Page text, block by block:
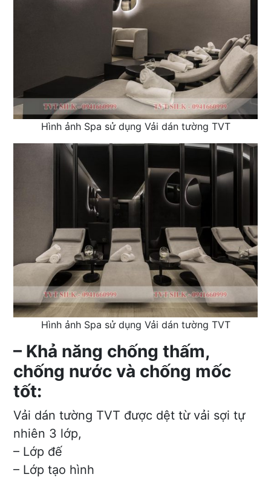
Hình ảnh Spa sử dụng Vải dán tường TVT
Hình ảnh Spa sử dụng Vải dán tường TVT
– Khả năng chống thấm,
chống nước và chống mốc
tốt:
Vải dán tường TVT được dệt từ vải sợi tự
nhiên 3 lớp,
– Lớp đế
– Lớp tạo hình